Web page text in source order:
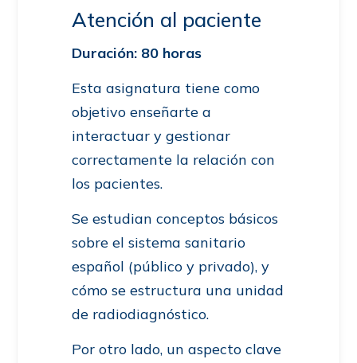
Atención al paciente
Duración: 80 horas
Esta asignatura tiene como
objetivo enseñarte a
interactuar y gestionar
correctamente la relación con
los pacientes.
Se estudian conceptos básicos
sobre el sistema sanitario
español (público y privado), y
cómo se estructura una unidad
de radiodiagnóstico.
Por otro lado, un aspecto clave